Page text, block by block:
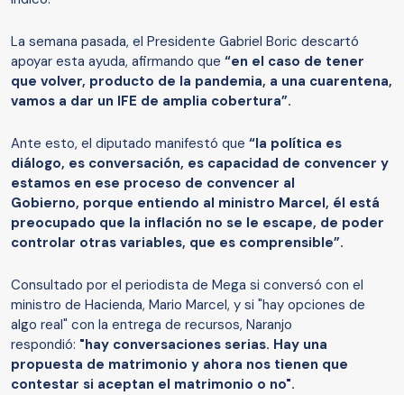
La semana pasada, el Presidente Gabriel Boric descartó
apoyar esta ayuda, afirmando que “en el caso de tener
que volver, producto de la pandemia, a una cuarentena,
vamos a dar un IFE de amplia cobertura”.
Ante esto, el diputado manifestó que “la política es
diálogo, es conversación, es capacidad de convencer y
estamos en ese proceso de convencer al
Gobierno, porque entiendo al ministro Marcel, él está
preocupado que la inflación no se le escape, de poder
controlar otras variables, que es comprensible”.
Consultado por el periodista de Mega si conversó con el
ministro de Hacienda, Mario Marcel, y si "hay opciones de
algo real" con la entrega de recursos, Naranjo
respondió: "hay conversaciones serias. Hay una
propuesta de matrimonio y ahora nos tienen que
contestar si aceptan el matrimonio o no".